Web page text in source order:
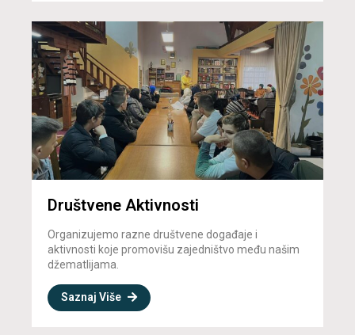
Društvene Aktivnosti
Organizujemo razne društvene događaje i
aktivnosti koje promovišu zajedništvo među našim
džematlijama.
Saznaj Više